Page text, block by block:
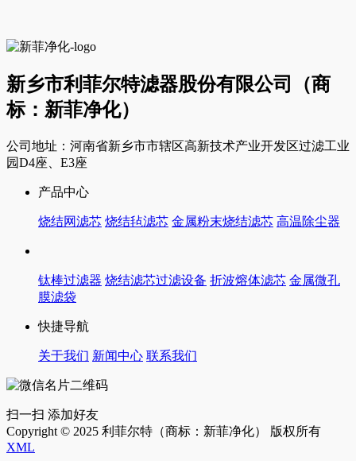
新乡市利菲尔特滤器股份有限公司（商
标：新菲净化）
公司地址：河南省新乡市市辖区高新技术产业开发区过滤工业
园D4座、E3座
产品中心
烧结网滤芯 烧结毡滤芯 金属粉末烧结滤芯 高温除尘器
钛棒过滤器 烧结滤芯过滤设备 折波熔体滤芯 金属微孔
膜滤袋
快捷导航
关于我们 新闻中心 联系我们
扫一扫 添加好友
Copyright © 2025 利菲尔特（商标：新菲净化） 版权所有
XML